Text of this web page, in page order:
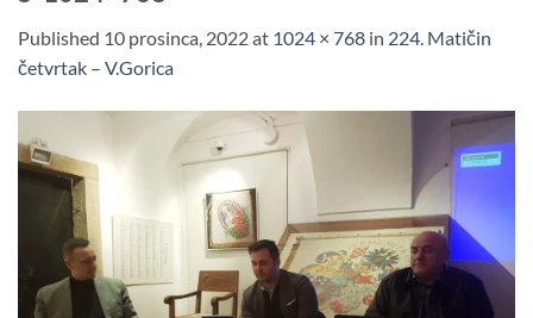
Published 10 prosinca, 2022at 1024 × 768 in 224. Matičin
četvrtak – V.Gorica